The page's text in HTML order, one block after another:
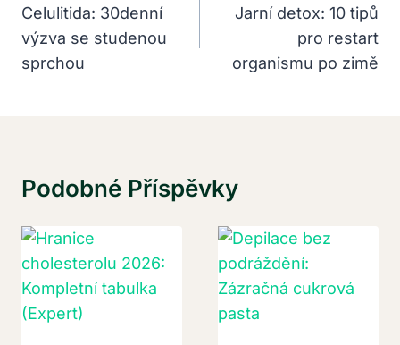
Pro
Příspěvek
Celulitida: 30denní
výzva se studenou
sprchou
Jarní detox: 10 tipů
pro restart
organismu po zimě
Podobné Příspěvky